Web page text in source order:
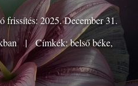
frissítés: 2025. December 31.
| Címkék:belső béke,